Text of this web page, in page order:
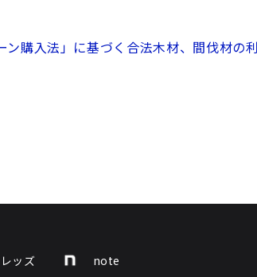
購入法」に基づく合法木材、間伐材の
ッズ note